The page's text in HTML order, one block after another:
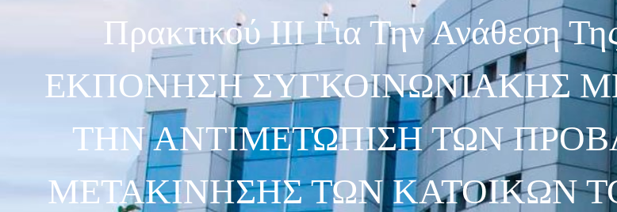
Πρακτικού ΙΙΙ Για Την Ανάθεση
ΕΚΠΟΝΗΣΗ ΣΥΓΚΟΙΝΩΝΙΑΚΗΣ
ΤΗΝ ΑΝΤΙΜΕΤΩΠΙΣΗ ΤΩΝ
ΜΕΤΑΚΙΝΗΣΗΣ ΤΩΝ ΚΑΤΟΙΚΩΝ